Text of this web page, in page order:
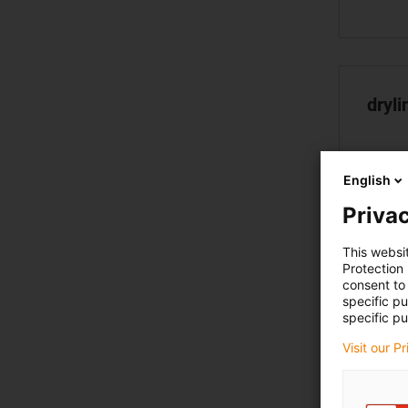
English
This
Protection
consent
specific
specific
Visit our